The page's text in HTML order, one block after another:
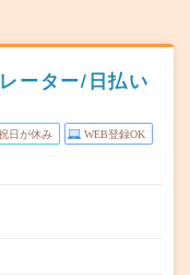
ーター/日払い
日が休み WEB登録OK